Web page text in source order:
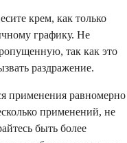
крем, как только
графику. Не
так как это
раздражение.
применения равномерно
применений, не
быть более